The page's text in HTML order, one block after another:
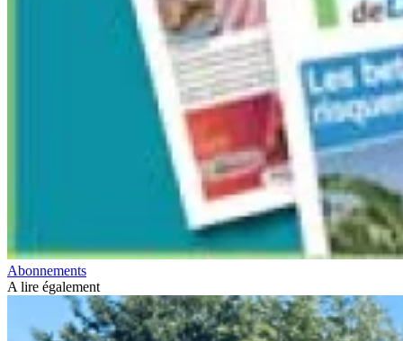
Abonnements
A lire également